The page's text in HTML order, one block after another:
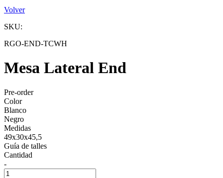
Volver
SKU:
RGO-END-TCWH
Mesa Lateral End
Pre-order
Color
Blanco
Negro
Medidas
49x30x45,5
Guía de talles
Cantidad
-